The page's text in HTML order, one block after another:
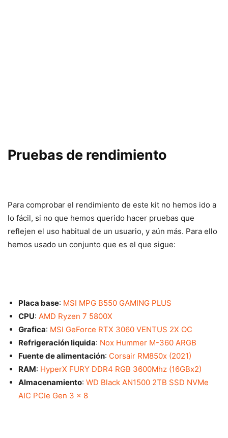
Pruebas de rendimiento
Para comprobar el rendimiento de este kit no hemos ido a
lo fácil, si no que hemos querido hacer pruebas que
reflejen el uso habitual de un usuario, y aún más. Para ello
hemos usado un conjunto que es el que sigue:
Placa base: MSI MPG B550 GAMING PLUS
CPU: AMD Ryzen 7 5800X
Grafica: MSI GeForce RTX 3060 VENTUS 2X OC
Refrigeración liquida: Nox Hummer M-360 ARGB
Fuente de alimentación: Corsair RM850x (2021)
RAM: HyperX FURY DDR4 RGB 3600Mhz (16GBx2)
Almacenamiento: WD Black AN1500 2TB SSD NVMe
AIC PCIe Gen 3 x 8